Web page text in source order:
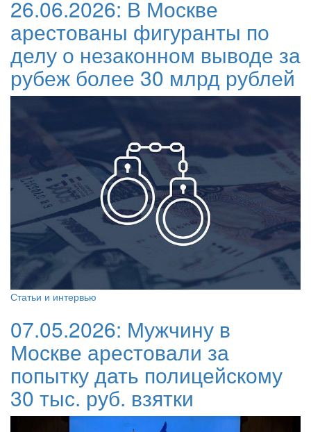
26.06.2026: В Москве
арестованы фигуранты по
делу о незаконном выводе за
рубеж более 30 млрд рублей
Статьи и интервью
07.05.2026: Мужчину в
Москве арестовали за
попытку дать полицейскому
30 тыс. руб. взятки